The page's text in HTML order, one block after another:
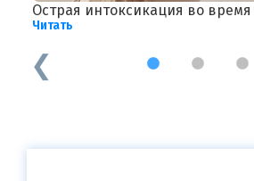
Острая интоксикация во
Читать
1 2 3